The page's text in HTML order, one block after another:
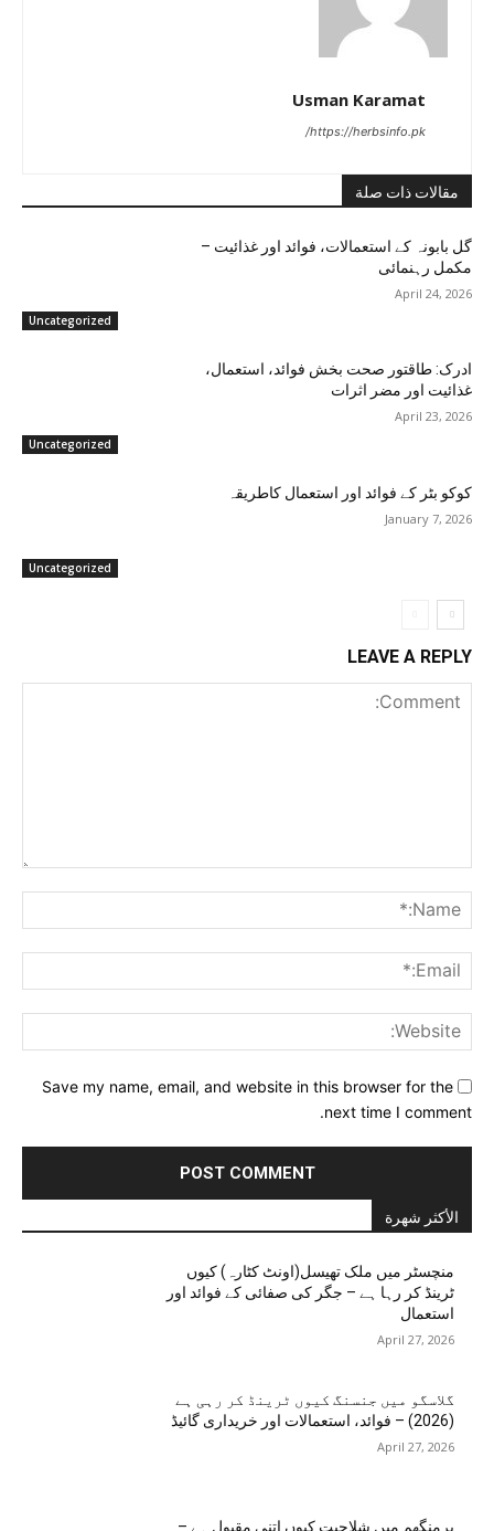
Usman Karamat
https://herbsinfo.pk/
مقالات ذات صلة
Uncategorized
گل بابونہ کے استعمالات، فوائد اور غذائیت –
مکمل رہنمائی
April 24, 2026
Uncategorized
ادرک: طاقتور صحت بخش فوائد، استعمال،
غذائیت اور مضر اثرات
April 23, 2026
Uncategorized
کوکو بٹر کے فوائد اور استعمال کاطریقہ
January 7, 2026
LEAVE A REPLY
Save my name, email, and website in this browser for the
next time I comment.
الأكثر شهرة
منچسٹر میں ملک تھیسل(اونٹ کٹارہ) کیوں
ٹرینڈ کر رہا ہے – جگر کی صفائی کے فوائد اور
استعمال
April 27, 2026
گلاسگو میں جنسنگ کیوں ٹرینڈ کر رہی ہے
(2026) – فوائد، استعمالات اور خریداری گائیڈ
April 27, 2026
برمنگھم میں شلاجیت کیوں اتنی مقبول ہے –